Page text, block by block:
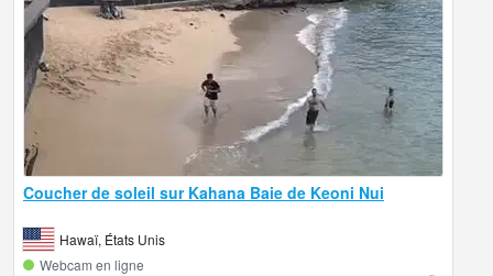
Coucher de soleil sur Kahana Baie de Keoni Nui
Hawaï, États Unis
Webcam en ligne